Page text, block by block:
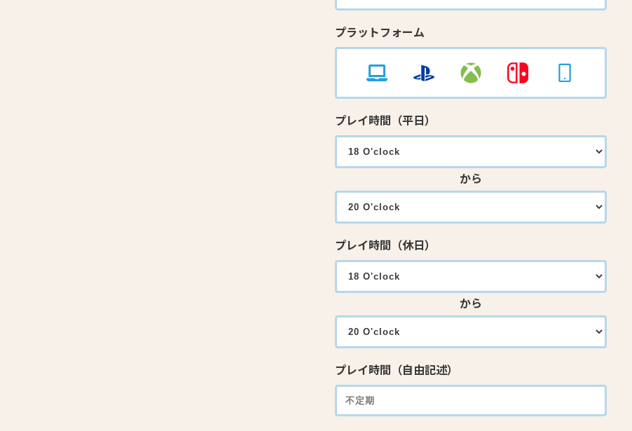
プラットフォーム
プレイ時間（平日）
から
プレイ時間（休日）
から
プレイ時間（自由記述）